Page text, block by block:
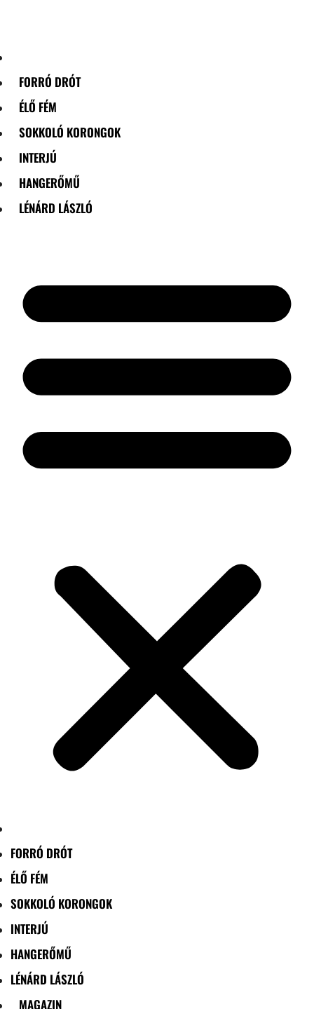
FORRÓ DRÓT
ÉLŐ FÉM
SOKKOLÓ KORONGOK
INTERJÚ
HANGERŐMŰ
LÉNÁRD LÁSZLÓ
FORRÓ DRÓT
ÉLŐ FÉM
SOKKOLÓ KORONGOK
INTERJÚ
HANGERŐMŰ
LÉNÁRD LÁSZLÓ
MAGAZIN